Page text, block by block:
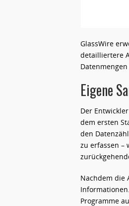
GlassWire
detailliertere
Eigene
Der
dem ersten
den
zu erfassen –
Nachdem die
Programme